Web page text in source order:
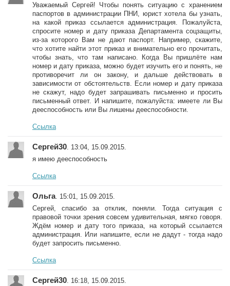
Уважаемый Сергей! Чтобы понять ситуацию с хранением
паспортов в администрации ПНИ, юрист хотела бы узнать,
на какой приказ ссылается администрация. Пожалуйста,
спросите номер и дату приказа Департамента соцзащиты,
из-за которого Вам не дают паспорт. Например, скажите,
что хотите найти этот приказ и внимательно его прочитать,
чтобы знать, что там написано. Когда Вы пришлёте нам
номер и дату приказа, можно будет изучить его и понять, не
противоречит ли он закону, и дальше действовать в
зависимости от обстоятельств. Если номер и дату приказа
не скажут, надо будет запрашивать письменно и просить
письменный ответ. И напишите, пожалуйста: имеете ли Вы
дееспособность или Вы лишены дееспособности.
Ссылка
Сергей30 . 13:04, 15.09.2015.
я имею дееспособность
Ссылка
Ольга. 15:01, 15.09.2015.
Сергей, спасибо за отклик, поняли. Тогда ситуация с
правовой точки зрения совсем удивительная, мягко говоря.
Ждём номер и дату того приказа, на который ссылается
администрация. Или напишите, если не дадут - тогда надо
будет запросить письменно.
Ссылка
Сергей30 . 16:18, 15.09.2015.